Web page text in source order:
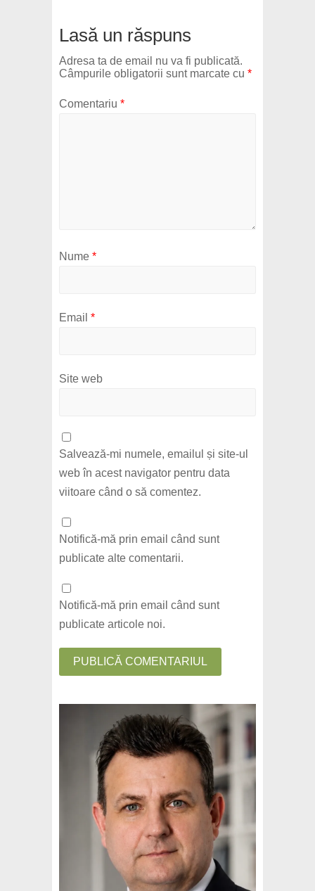
Lasă un răspuns
Adresa ta de email nu va fi publicată.
Câmpurile obligatorii sunt marcate cu *
Comentariu *
Nume *
Email *
Site web
Salvează-mi numele, emailul și site-ul
web în acest navigator pentru data
viitoare când o să comentez.
Notifică-mă prin email când sunt
publicate alte comentarii.
Notifică-mă prin email când sunt
publicate articole noi.